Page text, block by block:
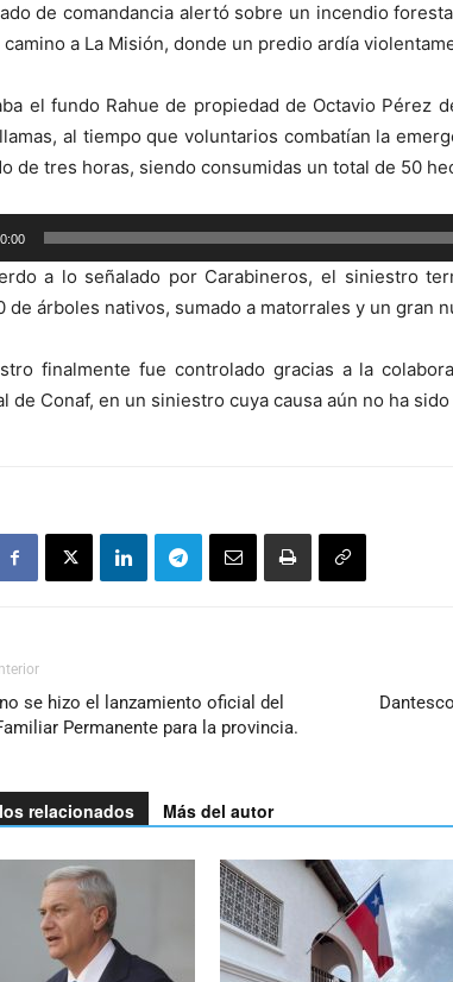
de comandancia alertó sobre un incendio
camino a La Misión, donde un predio ardía
el fundo Rahue de propiedad de Octavio Pérez
al tiempo que voluntarios combatían la
de tres horas, siendo consumidas un total de 50
a lo señalado por Carabineros, el siniestro
de árboles nativos, sumado a matorrales y un gran
finalmente fue controlado gracias a la
de Conaf, en un siniestro cuya causa aún no ha
se hizo el lanzamiento oficial del
Permanente para la provincia.
relacionados Más del autor